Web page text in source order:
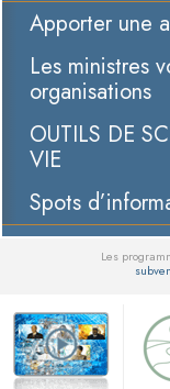
Apporter une
Les ministres
organisations
OUTILS DE
VIE
Spots
Les